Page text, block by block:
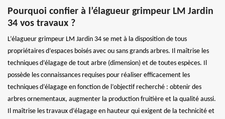
Pourquoi confier à l’élagueur grimpeur LM Jardin
34 vos travaux ?
L’élagueur grimpeur LM Jardin 34 se met à la disposition de tous
propriétaires d’espaces boisés avec ou sans grands arbres. Il maîtrise les
techniques d’élagage de tout arbre (dimension) et de toutes espèces. Il
possède les connaissances requises pour réaliser efficacement les
techniques d’élagage en fonction de l’objectif recherché : obtenir des
arbres ornementaux, augmenter la production fruitière et la qualité aussi.
Il maîtrise les travaux d’élagage en hauteur qui exigent de la technicité et